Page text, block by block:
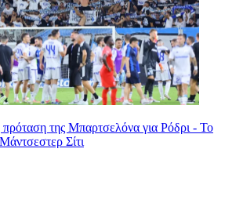
της Μπαρτσελόνα για Ρόδρι - Το
Σίτι